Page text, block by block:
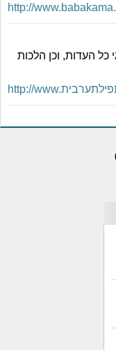
http://
כל העדות, וכן הלכות